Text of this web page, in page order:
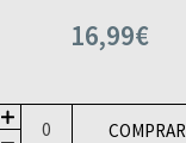
16,99€
COMPRAR